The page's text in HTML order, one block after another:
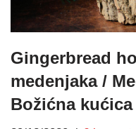
Gingerbread
medenjaka /
Božićna